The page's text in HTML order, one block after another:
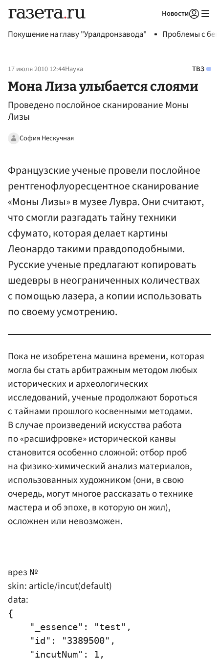
Новости
Покушение на главу "Уралдронзавода" Проблемы с
17 июля 2010 12:44Наука ТВЗ
Мона Лиза улыбается слоями
Проведено послойное сканирование Моны
Лизы
София Нескучная
Французские ученые провели послойное
рентгенофлуоресцентное сканирование
«Моны Лизы» в музее Лувра. Они считают,
что смогли разгадать тайну техники
сфумато, которая делает картины
Леонардо такими правдоподобными.
Русские ученые предлагают копировать
шедевры в неограниченных количествах
с помощью лазера, а копии использовать
по своему усмотрению.
Пока не изобретена машина времени, которая
могла бы стать арбитражным методом любых
исторических и археологических
исследований, ученые продолжают бороться
с тайнами прошлого косвенными методами.
В случае произведений искусства работа
по «расшифровке» исторической канвы
становится особенно сложной: отбор проб
на физико-химический анализ материалов,
использованных художником (они, в свою
очередь, могут многое рассказать о технике
мастера и об эпохе, в которую он жил),
осложнен или невозможен.
врез №
skin: article/incut(default)
data:
{
    "_essence": "test",
    "id": "3389500",
    "incutNum": 1,